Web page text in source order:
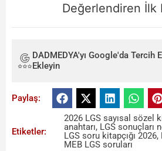
Değerlendiren İlk
DADMEDYA'yı Google'da Tercih
Ekleyin
Paylaş:
Etiketler:
2026 LGS sayısal sözel
anahtarı, LGS sonuçları
LGS soru kitapçığı 2026,
MEB LGS soruları